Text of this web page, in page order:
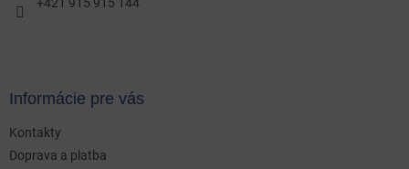
Informácie pre vás
Kontakty
Doprava a platba